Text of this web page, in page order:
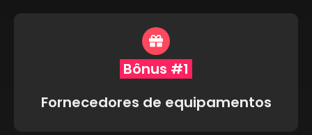
Bônus #1
Fornecedores de equipamentos